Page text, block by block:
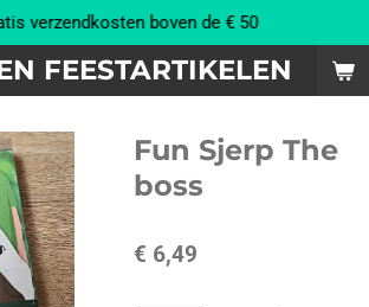
FEESTARTIKELEN
verzendkosten boven de € 50
Fun Sjerp The
boss
€ 6,49